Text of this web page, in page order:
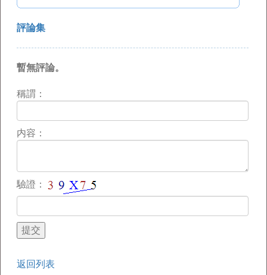
評論集
暫無評論。
稱謂：
内容：
驗證：
返回列表